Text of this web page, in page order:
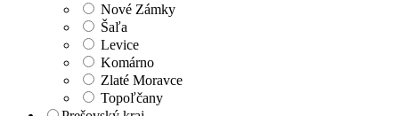
Nové Zámky
Šaľa
Levice
Komárno
Zlaté Moravce
Topoľčany